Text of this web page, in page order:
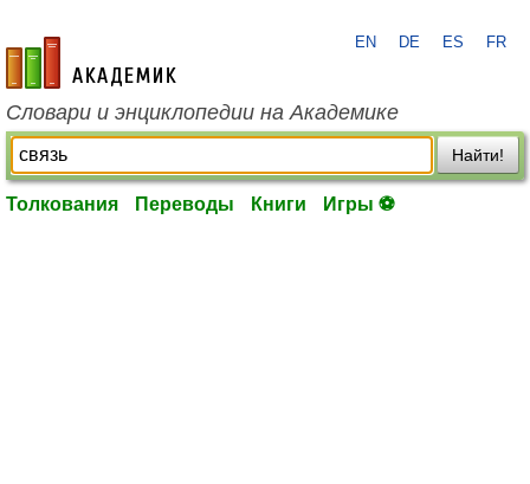
academic.ru
EN DE ES FR
Словари и энциклопедии на Академике
Найти!
Толкования Переводы Книги Игры ⚽